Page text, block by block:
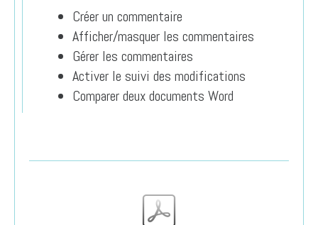
Créer un commentaire
Afficher/masquer les commentaires
Gérer les commentaires
Activer le suivi des modifications
Comparer deux documents Word